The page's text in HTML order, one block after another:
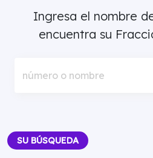
Ingresa el nombre
encuentra su
número o nombre
SU BÚSQUEDA